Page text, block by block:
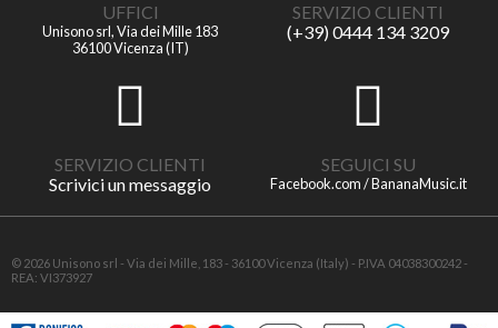
UFFICI
Unisono srl, Via dei Mille 183
36100 Vicenza (IT)
SERVIZIO CLIENTI
(+39) 0444 134 3209
SERVIZIO CLIENTI
Scrivici un messaggio
SEGUICI SU
Facebook.com / BananaMusic.it
© 2026 Unisono srl - Via dei Mille, 183 - 36100 Vicenza (Italy) - P.IVA 04038300242 -
REA: VI373927